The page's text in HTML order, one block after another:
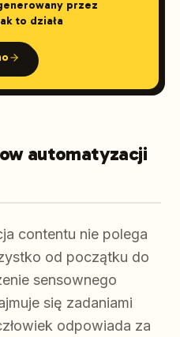
przez
to działa
automatyzacji
contentu nie polega
od początku do
sensownego
się zadaniami
odpowiada za